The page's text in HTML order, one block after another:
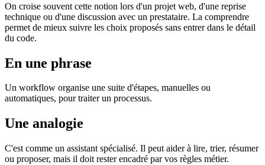
On croise souvent cette notion lors d'un projet web, d'une reprise
technique ou d'une discussion avec un prestataire. La comprendre
permet de mieux suivre les choix proposés sans entrer dans le détail
du code.
En une phrase
Un workflow organise une suite d'étapes, manuelles ou
automatiques, pour traiter un processus.
Une analogie
C'est comme un assistant spécialisé. Il peut aider à lire, trier, résumer
ou proposer, mais il doit rester encadré par vos règles métier.